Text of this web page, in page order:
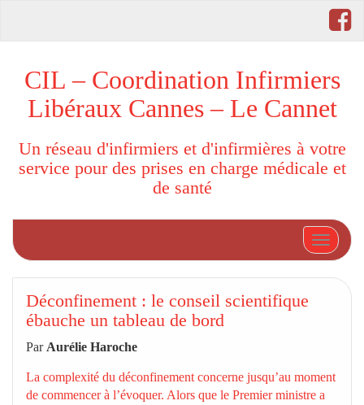
CIL – Coordination Infirmiers
Libéraux Cannes – Le Cannet
Un réseau d'infirmiers et d'infirmières à votre
service pour des prises en charge médicale et
de santé
Déconfinement : le conseil scientifique
ébauche un tableau de bord
Par Aurélie Haroche
La complexité du déconfinement concerne jusqu’au moment
de commencer à l’évoquer. Alors que le Premier ministre a